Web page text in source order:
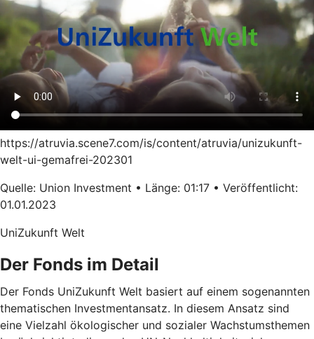
https://atruvia.scene7.com/is/content/atruvia/unizukunft-
welt-ui-gemafrei-202301
Quelle: Union Investment • Länge: 01:17 • Veröffentlicht:
01.01.2023
UniZukunft Welt
Der Fonds im Detail
Der Fonds UniZukunft Welt basiert auf einem sogenannten
thematischen Investmentansatz. In diesem Ansatz sind
eine Vielzahl ökologischer und sozialer Wachstumsthemen